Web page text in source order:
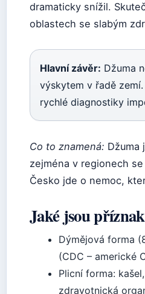
dramaticky snížil.
oblastech se slabým
Hlavní závěr: Džuma
výskytem v řadě
rychlé diagnostiky
Co to znamená: Džuma
zejména v regionech
Česko jde o nemoc,
Jaké jsou
Dýmějová forma
(CDC – americké
Plicní forma:
zdravotnická